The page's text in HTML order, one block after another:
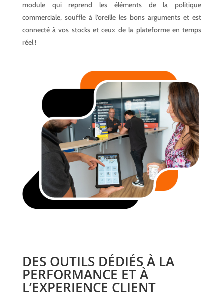
module qui reprend les éléments de la politique
commerciale, souffle à l’oreille les bons arguments et est
connecté à vos stocks et ceux de la plateforme en temps
réel !
DES OUTILS DÉDIÉS À LA
PERFORMANCE ET À
L’EXPERIENCE CLIENT